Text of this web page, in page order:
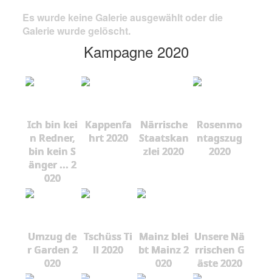
Es wurde keine Galerie ausgewählt oder die
Galerie wurde gelöscht.
Kampagne 2020
Ich bin kei
n Redner,
bin kein S
änger ... 2
020
Kappenfa
hrt 2020
Närrische
Staatskan
zlei 2020
Rosenmo
ntagszug
2020
Umzug de
r Garden 2
020
Tschüss Ti
ll 2020
Mainz blei
bt Mainz 2
020
Unsere Nä
rrischen G
äste 2020